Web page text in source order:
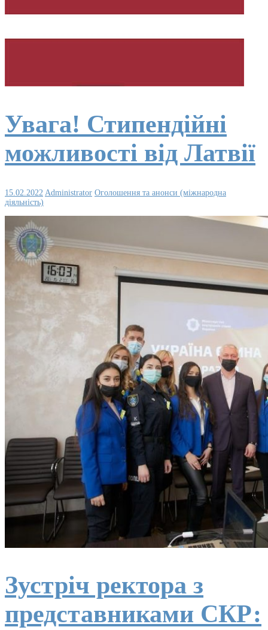
Увага! Стипендійні
можливості від Латвії
15.02.2022 Administrator Оголошення та анонси (міжнародна
діяльність)
Зустріч ректора з
представниками СКР: